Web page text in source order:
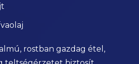
rostban gazdag étel,